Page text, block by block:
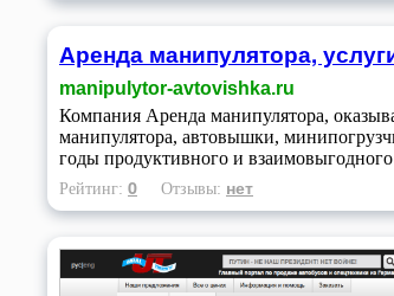
Аренда манипулятора,
manipulytor-avtovishka.ru
Компания Аренда манипулятора,
манипулятора, автовышки,
годы продуктивного и взаимовыгодного
Рейтинг: 0 Отзывы: нет